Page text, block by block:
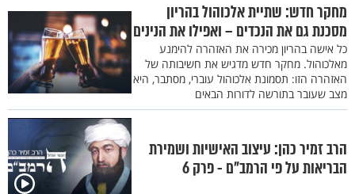
מחקר חדש: שתיית אלכוהול בהריון
מסכנת גם את הנכדים – ואפילו את הנינים
כל אישה בהריון מכירה את האזהרה להימנע
מאלכוהול. מחקר חדש מדגיש את חשיבותה של
האזהרה הזו: תסמונת אלכוהול עוברי, מסתבר, היא
מצב שעובר בתורשה לדורות הבאים
הרב זמיר כהן: עיצוב האישיות ושמירת
הבריאות על פי הרמב"ם - פרק 6